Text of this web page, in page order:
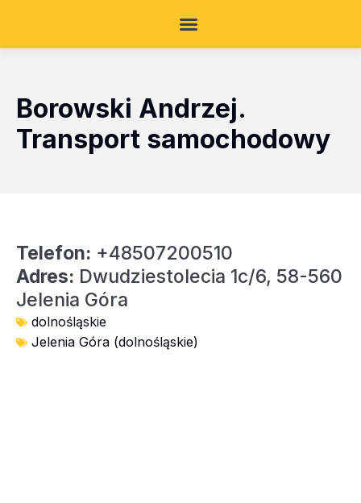
Borowski Andrzej.
Transport samochodowy
Telefon: +48507200510
Adres: Dwudziestolecia 1c/6, 58-560
Jelenia Góra
dolnośląskie
Jelenia Góra (dolnośląskie)